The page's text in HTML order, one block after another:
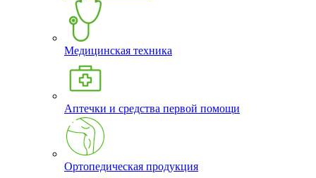
Медицинская техника
Аптечки и средства первой помощи
Ортопедическая продукция